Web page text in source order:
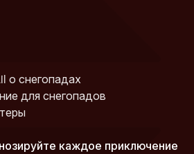
о снегопадах
для снегопадов
каждое приключение